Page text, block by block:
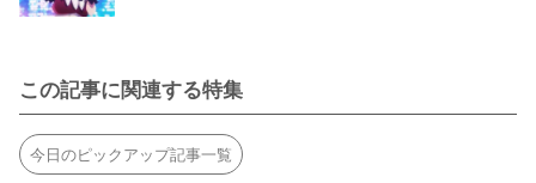
この記事に関連する特集
今日のピックアップ記事一覧